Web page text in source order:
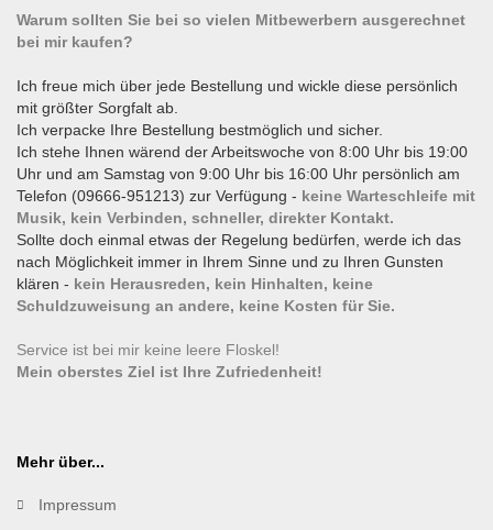
Warum sollten Sie bei so vielen Mitbewerbern ausgerechnet
bei mir kaufen?
Ich freue mich über jede Bestellung und wickle diese persönlich
mit größter Sorgfalt ab.
Ich verpacke Ihre Bestellung bestmöglich und sicher.
Ich stehe Ihnen wärend der Arbeitswoche von 8:00 Uhr bis 19:00
Uhr und am Samstag von 9:00 Uhr bis 16:00 Uhr persönlich am
Telefon (09666-951213) zur Verfügung - keine Warteschleife mit
Musik, kein Verbinden, schneller, direkter Kontakt.
Sollte doch einmal etwas der Regelung bedürfen, werde ich das
nach Möglichkeit immer in Ihrem Sinne und zu Ihren Gunsten
klären - kein Herausreden, kein Hinhalten, keine
Schuldzuweisung an andere, keine Kosten für Sie.
Service ist bei mir keine leere Floskel!
Mein oberstes Ziel ist Ihre Zufriedenheit!
Mehr über...
Impressum